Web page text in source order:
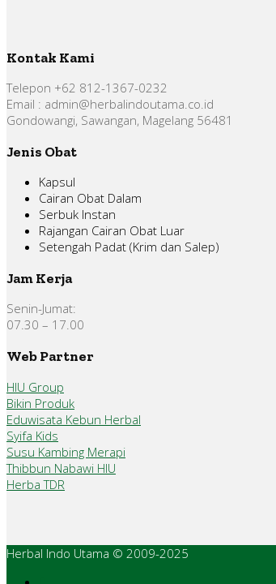
Kontak Kami
Telepon +62 812-1367-0232
Email : admin@herbalindoutama.co.id
Gondowangi, Sawangan, Magelang 56481
Jenis Obat
Kapsul
Cairan Obat Dalam
Serbuk Instan
Rajangan Cairan Obat Luar
Setengah Padat (Krim dan Salep)
Jam Kerja
Senin-Jumat:
07.30 – 17.00
Web Partner
HIU Group
Bikin Produk
Eduwisata Kebun Herbal
Syifa Kids
Susu Kambing Merapi
Thibbun Nabawi HIU
Herba TDR
Herbal Indo Utama © 2009-2025